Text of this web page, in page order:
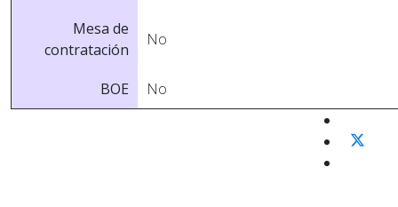
Mesa de
contratación
No
BOE No